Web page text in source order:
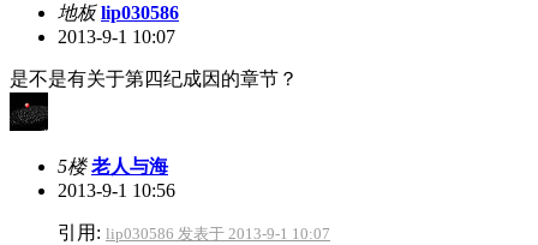
地板 lip030586
2013-9-1 10:07
是不是有关于第四纪成因的章节？
5楼 老人与海
2013-9-1 10:56
引用: lip030586 发表于 2013-9-1 10:07